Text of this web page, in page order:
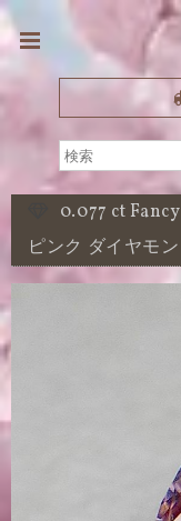
0.077 ct
ピンク ダイヤモ